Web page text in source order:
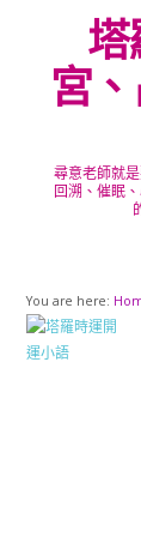
塔
宮
尋意老師就
回溯、催眠
You are here: